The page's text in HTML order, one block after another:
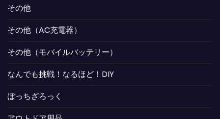
その他
その他（AC充電器）
その他（モバイルバッテリー）
なんでも挑戦！なるほど！DIY
ぼっちざろっく